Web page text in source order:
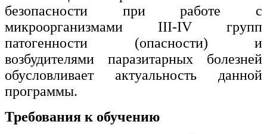
безопасности при работе с
микроорганизмами III-IV групп
патогенности (опасности) и
возбудителями паразитарных болезней
обусловливает актуальность данной
программы.
Требования к обучению